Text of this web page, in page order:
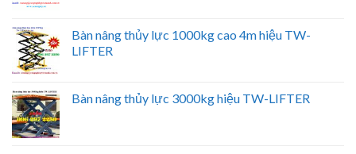
Bàn nâng thủy lực 1000kg cao 4m hiệu TW-
LIFTER
Bàn nâng thủy lực 3000kg hiệu TW-LIFTER